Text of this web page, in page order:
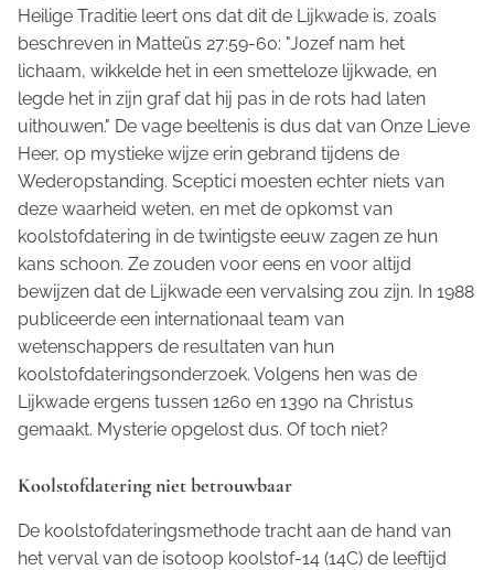
Heilige Traditie leert ons dat dit de Lijkwade is, zoals
beschreven in Matteüs 27:59-60: "Jozef nam het
lichaam, wikkelde het in een smetteloze lijkwade, en
legde het in zijn graf dat hij pas in de rots had laten
uithouwen." De vage beeltenis is dus dat van Onze Lieve
Heer, op mystieke wijze erin gebrand tijdens de
Wederopstanding. Sceptici moesten echter niets van
deze waarheid weten, en met de opkomst van
koolstofdatering in de twintigste eeuw zagen ze hun
kans schoon. Ze zouden voor eens en voor altijd
bewijzen dat de Lijkwade een vervalsing zou zijn. In 1988
publiceerde een internationaal team van
wetenschappers de resultaten van hun
koolstofdateringsonderzoek. Volgens hen was de
Lijkwade ergens tussen 1260 en 1390 na Christus
gemaakt. Mysterie opgelost dus. Of toch niet?
Koolstofdatering niet betrouwbaar
De koolstofdateringsmethode tracht aan de hand van
het verval van de isotoop koolstof-14 (14C) de leeftijd